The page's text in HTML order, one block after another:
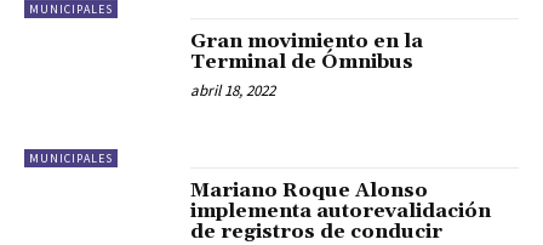
MUNICIPALES
MUNICIPALES
Gran movimiento en la
Terminal de Ómnibus
abril 18, 2022
Mariano Roque Alonso
implementa autorevalidación
de registros de conducir